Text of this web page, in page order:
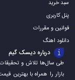
سبد خرید
پنل کاربری
قوانین و مقررات
دانلود اهنگ
درباره دیسک گیم
طی سال‌ها تلاش و تحقیقات
بازار را همراه با بهترین